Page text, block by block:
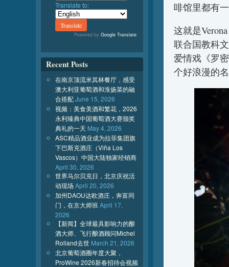
啡馆里都有
这就是
联合国教科
爱情戏《罗
个好浪漫的
Translate to:
Powered by Google Translate.
Recent Posts
在南京顶流米其林餐厅，感受
澳大利亚葡萄酒和淮扬菜的融
合搭配June 15, 2026
视频：美食美酒和繁花，2026
永利臻典中国葡萄酒大赛颁奖
典礼的一天 May 4, 2026
ASC精品酒业成为拉菲集团旗
下巴斯克酒庄（Viña Los
Vascos）中国大陆独家经销商
April 30, 2026
世界马尔贝克日，北京庆祝活
动现场April 20, 2026
加州DAOU达欧酒庄，奔富同
门，在京大师班 April 17,
2026
【新闻】全球最具影响力的酿
酒大师、飞行酿酒顾问Michel
Rolland去世 March 21, 2026
北京葡萄酒圈年度大聚，
ProWine 2026新春招待会视频